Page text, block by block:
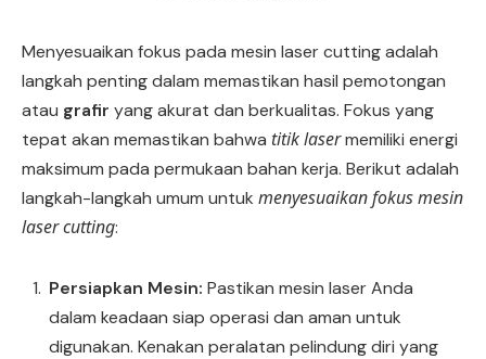
Menyesuaikan fokus pada mesin laser cutting adalah
langkah penting dalam memastikan hasil pemotongan
atau grafir yang akurat dan berkualitas. Fokus yang
tepat akan memastikan bahwa titik lasermemiliki energi
maksimum pada permukaan bahan kerja. Berikut adalah
langkah-langkah umum untuk menyesuaikan fokus mesin
laser cutting:
Persiapkan Mesin: Pastikan mesin laser Anda
dalam keadaan siap operasi dan aman untuk
digunakan. Kenakan peralatan pelindung diri yang